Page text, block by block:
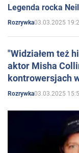
Legenda rocka
Rozrywka03.03.2025
"Widziałem też
aktor Misha
kontrowersjach
Rozrywka03.03.2025